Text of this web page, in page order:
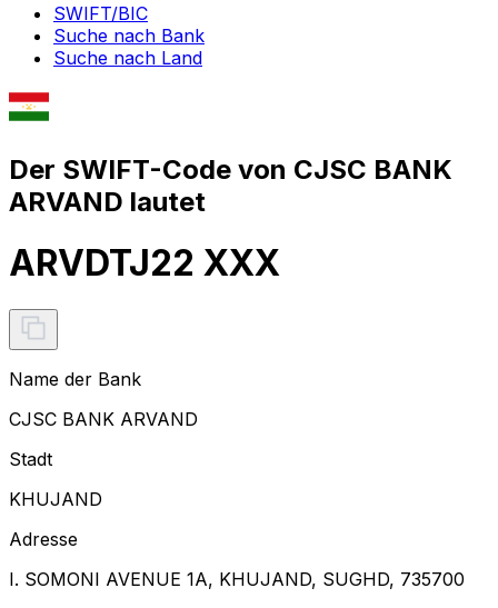
SWIFT/BIC
Suche nach Bank
Suche nach Land
Der SWIFT-Code von CJSC BANK
ARVAND lautet
ARVDTJ22 XXX
Name der Bank
CJSC BANK ARVAND
Stadt
KHUJAND
Adresse
I. SOMONI AVENUE 1A, KHUJAND, SUGHD, 735700